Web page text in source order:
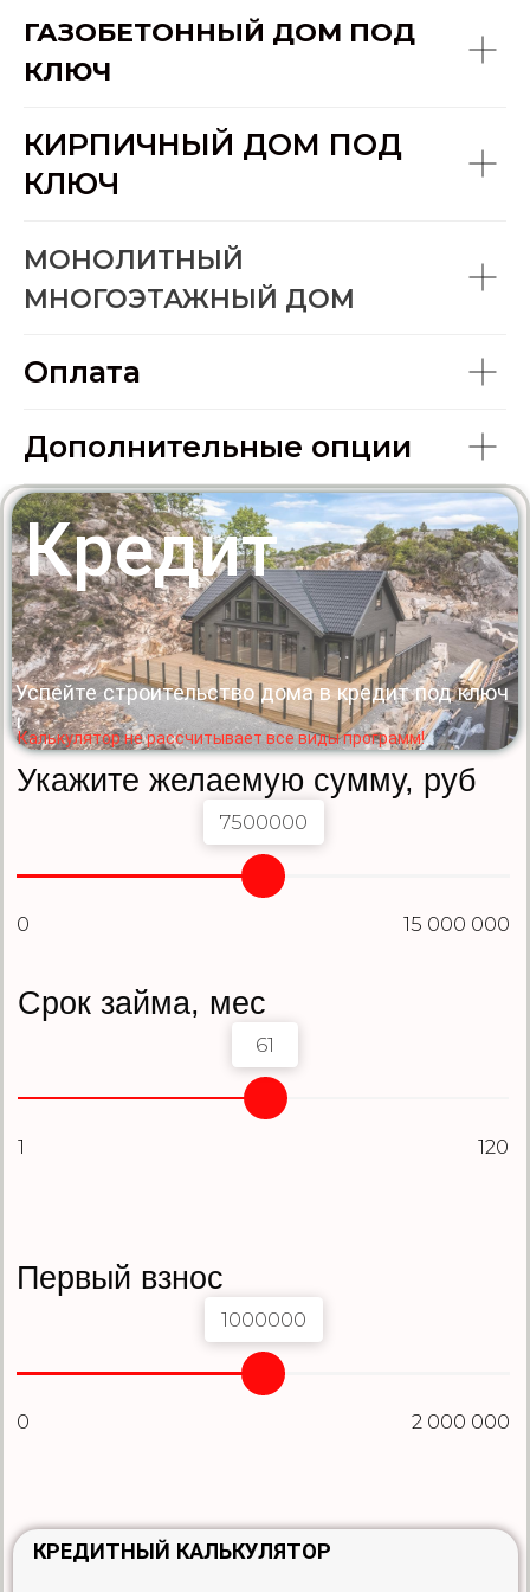
ГАЗОБЕТОННЫЙ ДОМ ПОД
КЛЮЧ
КИРПИЧНЫЙ ДОМ ПОД
КЛЮЧ
МОНОЛИТНЫЙ
МНОГОЭТАЖНЫЙ ДОМ
Оплата
Дополнительные опции
Первый взнос
Выбери банк *
Газпромбанк
ВТБ
Сбербанк
Почтабанк
442500руб.